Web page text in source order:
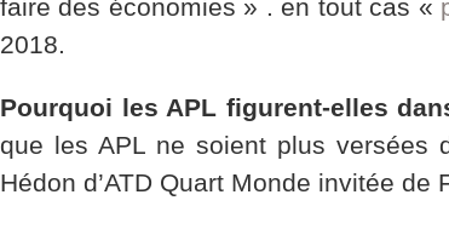
faire des économies » . en tout cas «
2018.
Pourquoi les APL figurent-elles
que les APL ne soient plus versées
Hédon d’ATD Quart Monde invitée